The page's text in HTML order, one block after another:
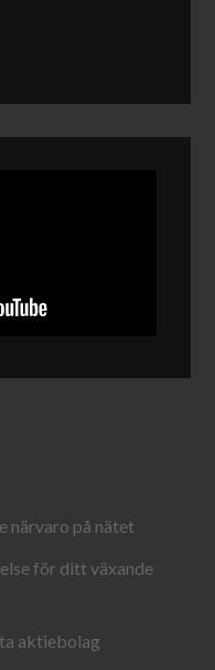
närvaro på nätet
för ditt växande
aktiebolag